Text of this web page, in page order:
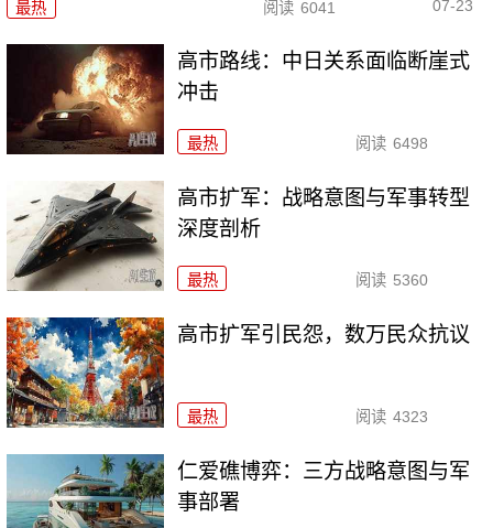
最热 阅读 6041 07-23
高市路线：中日关系面临断崖式
冲击
最热 阅读 6498
高市扩军：战略意图与军事转型
深度剖析
最热 阅读 5360
高市扩军引民怨，数万民众抗议
最热 阅读 4323
仁爱礁博弈：三方战略意图与军
事部署